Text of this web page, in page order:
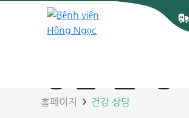
홈페이지 건강 상담